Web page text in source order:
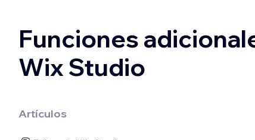
Funciones
Wix Studio
Artículos